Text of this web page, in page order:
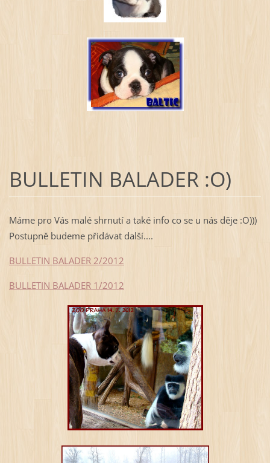
BULLETIN BALADER :O)
Máme pro Vás malé shrnutí a také info co se u nás děje :O)))
Postupně budeme přidávat další....
BULLETIN BALADER 2/2012
BULLETIN BALADER 1/2012